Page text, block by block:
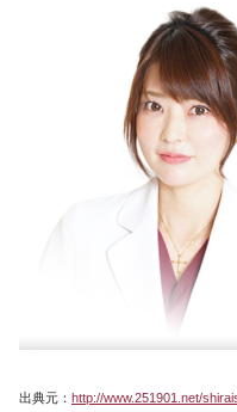
出典元： http://www.251901.net/